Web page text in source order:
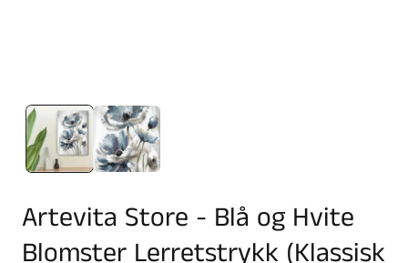
Artevita Store - Blå og Hvite
Blomster Lerretstrykk (Klassisk